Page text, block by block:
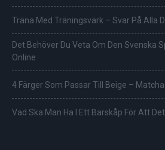
Träna Med Träningsvärk – Svar På Alla
Det Behöver Du Veta Om Den Svenska
Online
4 Färger Som Passar Till Beige –
Vad Ska Man Ha I Ett Barskåp För Att